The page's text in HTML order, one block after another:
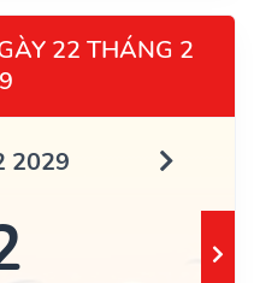
22 THÁNG 2
2029